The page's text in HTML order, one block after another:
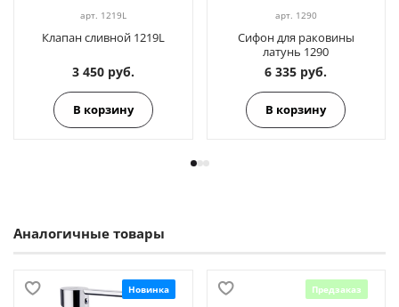
арт. 1219L
Клапан сливной 1219L
3 450 руб.
В корзину
арт. 1290
Сифон для раковины
латунь 1290
6 335 руб.
В корзину
Аналогичные товары
Новинка Предзаказ